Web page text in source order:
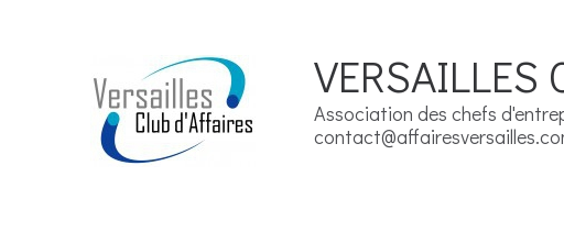
VERSAILLES
Association des chefs